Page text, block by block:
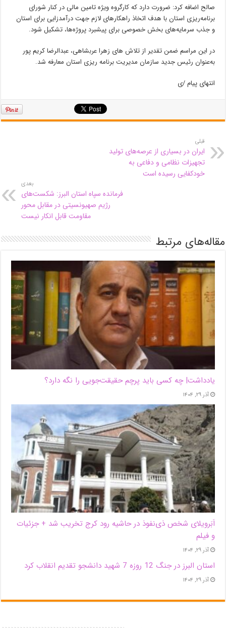
صالح اضافه کرد: ضرورت دارد که کارگروه ویژه تامین مالی در کنار شورای
برنامه‌ریزی استان با هدف اتخاذ راهکارهای لازم جهت درآمدزایی برای استان
و جذب سرمایه‌های بخش خصوصی برای پیشبرد پروژه‌ها، تشکیل شود.
در این مراسم ضمن تقدیر از تلاش های زهرا عربشاهی، عبدالرضا کریم پور
به‌عنوان رئیس جدید سازمان مدیریت برنامه ریزی استان معارفه شد.
انتهای پیام /ی
قبلی
ایران در بسیاری از عرصه‌های تولید
تجهیزات نظامی و دفاعی به
خودکفایی رسیده است
بعدی
فرمانده سپاه استان البرز: شکست‌های
رژیم صهیونسیتی در مقابل محور
مقاومت قابل انکار نیست
مقاله‌های مرتبط
یادداشت| ‌چه کسی باید پرچم حقیقت‌جویی را نگه دارد؟
آذر ۲۹, ۱۴۰۴
اَبَر‌ویلای شخص ذی‌نفوذ در حاشیه‌ رود کرج تخریب شد + جزئیات
و فیلم
آذر ۲۹, ۱۴۰۴
استان البرز در جنگ 12 روزه 7 شهید دانشجو تقدیم انقلاب کرد
آذر ۲۹, ۱۴۰۴